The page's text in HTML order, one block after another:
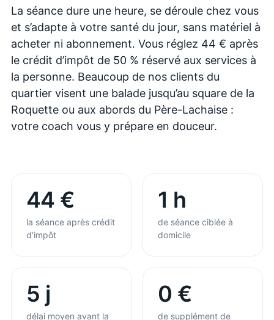
La séance dure une heure, se déroule chez vous
et s’adapte à votre santé du jour, sans matériel à
acheter ni abonnement. Vous réglez 44 € après
le crédit d’impôt de 50 % réservé aux services à
la personne. Beaucoup de nos clients du
quartier visent une balade jusqu’au square de la
Roquette ou aux abords du Père-Lachaise :
votre coach vous y prépare en douceur.
44 €
la séance après crédit
d’impôt
1 h
de séance ciblée à
domicile
5 j
délai moyen avant la
0 €
de supplément de